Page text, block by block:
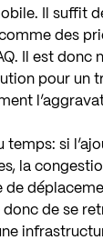
Il suffit
des
Il est donc
pour un
temps: si
la
de se